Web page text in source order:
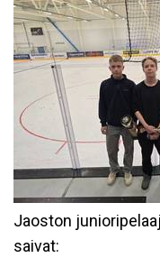
Jaoston
saivat: